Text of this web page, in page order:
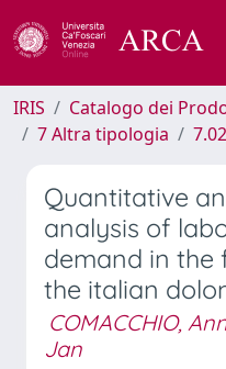
IRIS
Catalogo dei
7 Altra tipologia
Quantitative
analysis of
demand in the
the italian
COMACCHIO,
Jan